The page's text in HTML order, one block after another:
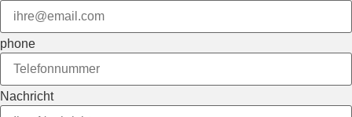
phone
Nachricht